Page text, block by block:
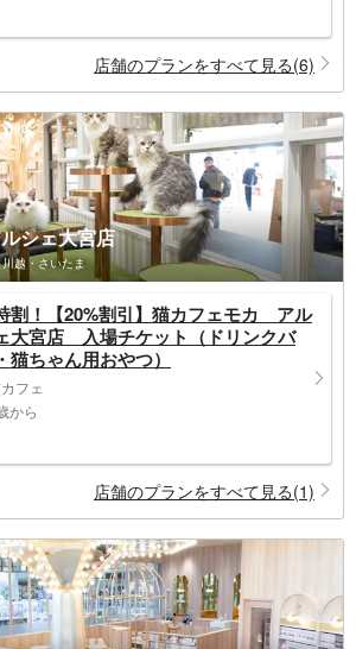
店舗のプランをすべて見る(6)
シェ大宮店
越・さいたま
割！【20%割引】猫カフェモカ アル
大宮店 入場チケット（ドリンクバ
猫ちゃん用おやつ）
フェ
から
店舗のプランをすべて見る(1)